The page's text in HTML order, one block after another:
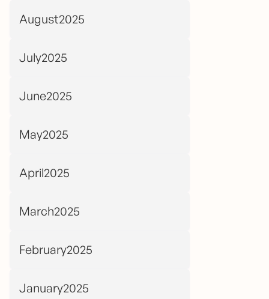
August2025
July2025
June2025
May2025
April2025
March2025
February2025
January2025